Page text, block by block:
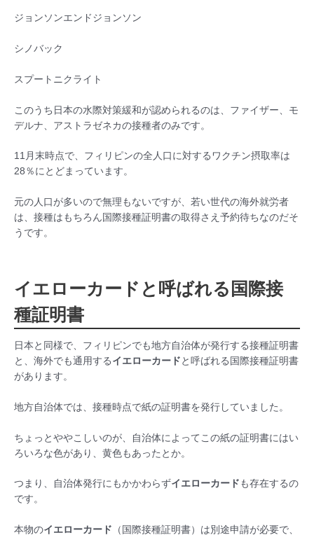
ジョンソンエンドジョンソン
シノバック
スプートニクライト
このうち日本の水際対策緩和が認められるのは、ファイザー、モ
デルナ、アストラゼネカの接種者のみです。
11月末時点で、フィリピンの全人口に対するワクチン摂取率は
28％にとどまっています。
元の人口が多いので無理もないですが、若い世代の海外就労者
は、接種はもちろん国際接種証明書の取得さえ予約待ちなのだそ
うです。
イエローカード と呼ばれる国際接
種証明書
日本と同様で、フィリピンでも地方自治体が発行する接種証明書
と、海外でも通用する イエローカード と呼ばれる国際接種証明書
があります。
地方自治体では、接種時点で紙の証明書を発行していました。
ちょっとややこしいのが、自治体によってこの紙の証明書にはい
ろいろな色があり、黄色もあったとか。
つまり、自治体発行にもかかわらずイエローカード も存在するの
です。
本物のイエローカード （国際接種証明書）は別途申請が必要で、